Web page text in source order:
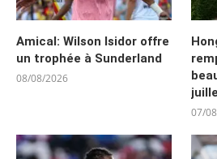
Amical: Wilson Isidor offre
un trophée à Sunderland
08/08/2026
07/